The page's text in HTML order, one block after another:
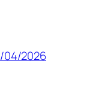
04/2026